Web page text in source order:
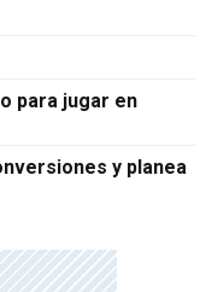
para jugar en
y planea